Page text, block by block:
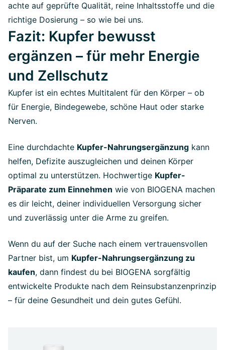
achte auf geprüfte Qualität, reine Inhaltsstoffe und die
richtige Dosierung – so wie bei uns.
Fazit: Kupfer bewusst
ergänzen – für mehr Energie
und Zellschutz
Kupfer ist ein echtes Multitalent für den Körper – ob
für Energie, Bindegewebe, schöne Haut oder starke
Nerven.
Eine durchdachte Kupfer-Nahrungsergänzung kann
helfen, Defizite auszugleichen und deinen Körper
optimal zu unterstützen. Hochwertige Kupfer-
Präparate zum Einnehmen wie von BIOGENA machen
es dir leicht, deiner individuellen Versorgung sicher
und zuverlässig unter die Arme zu greifen.
Wenn du auf der Suche nach einem vertrauensvollen
Partner bist, um Kupfer-Nahrungsergänzung zu
kaufen, dann findest du bei BIOGENA sorgfältig
entwickelte Produkte nach dem Reinsubstanzenprinzip
– für deine Gesundheit und dein gutes Gefühl.